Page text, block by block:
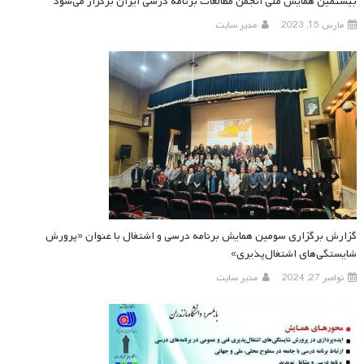
مارس 15, 2023 مدیر سایت
گزارش برگزاری سومین همایش برنامه درسی و اشتغال با عنوان «پرورش
شایستگی‌های اشتغال‌پذیری»
نوامبر 27, 2024 مدیر سایت